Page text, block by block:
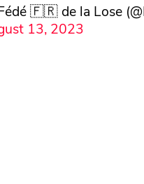
🇫🇷 de la Lose
13, 2023